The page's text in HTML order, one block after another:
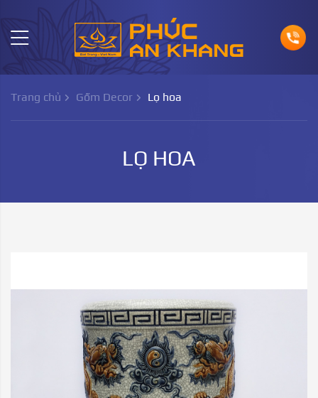
Trang chủ Gốm Decor Lọ hoa
LỌ HOA